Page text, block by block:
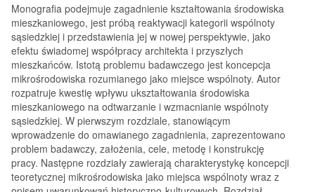
Monografia podejmuje zagadnienie kształtowania środowiska
mieszkaniowego, jest próbą reaktywacji kategorii wspólnoty
sąsiedzkiej i przedstawienia jej w nowej perspektywie, jako
efektu świadomej współpracy architekta i przyszłych
mieszkańców. Istotą problemu badawczego jest koncepcja
mikrośrodowiska rozumianego jako miejsce wspólnoty. Autor
rozpatruje kwestię wpływu ukształtowania środowiska
mieszkaniowego na odtwarzanie i wzmacnianie wspólnoty
sąsiedzkiej. W pierwszym rozdziale, stanowiącym
wprowadzenie do omawianego zagadnienia, zaprezentowano
problem badawczy, założenia, cele, metodę i konstrukcję
pracy. Następne rozdziały zawierają charakterystykę koncepcji
teoretycznej mikrośrodowiska jako miejsca wspólnoty wraz z